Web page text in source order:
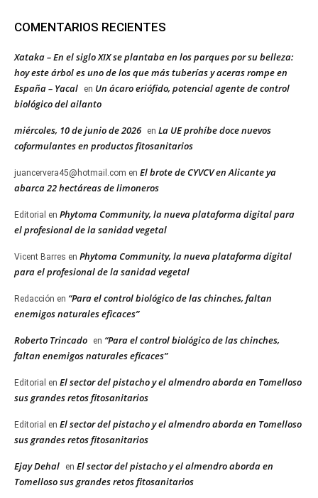
COMENTARIOS RECIENTES
Xataka – En el siglo XIX se plantaba en los parques por su belleza:
hoy este árbol es uno de los que más tuberías y aceras rompe en
España – Yacal
en Un ácaro eriófido, potencial agente de control
biológico del ailanto
miércoles, 10 de junio de 2026 en La UE prohíbe doce nuevos
coformulantes en productos fitosanitarios
juancervera45@hotmail.com en El brote de CYVCV en Alicante ya
abarca 22 hectáreas de limoneros
Editorial en Phytoma Community, la nueva plataforma digital para
el profesional de la sanidad vegetal
Vicent Barres en Phytoma Community, la nueva plataforma digital
para el profesional de la sanidad vegetal
Redacción en “Para el control biológico de las chinches, faltan
enemigos naturales eficaces”
Roberto Trincado en “Para el control biológico de las chinches,
faltan enemigos naturales eficaces”
Editorial en El sector del pistacho y el almendro aborda en Tomelloso
sus grandes retos fitosanitarios
Editorial en El sector del pistacho y el almendro aborda en Tomelloso
sus grandes retos fitosanitarios
Ejay Dehal en El sector del pistacho y el almendro aborda en
Tomelloso sus grandes retos fitosanitarios